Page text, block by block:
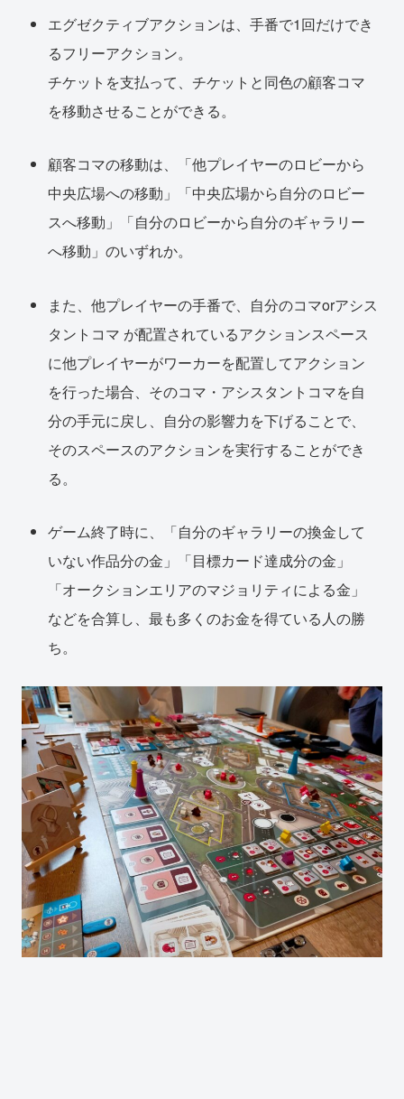
エグゼクティブアクションは、手番で1回だけでき
るフリーアクション。
チケットを支払って、チケットと同色の顧客コマ
を移動させることができる。
顧客コマの移動は、「他プレイヤーのロビーから
中央広場への移動」「中央広場から自分のロビー
スへ移動」「自分のロビーから自分のギャラリー
へ移動」のいずれか。
また、他プレイヤーの手番で、自分のコマorアシス
タントコマ が配置されているアクションスペース
に他プレイヤーがワーカーを配置してアクション
を行った場合、そのコマ・アシスタントコマを自
分の手元に戻し、自分の影響力を下げることで、
そのスペースのアクションを実行することができ
る。
ゲーム終了時に、「自分のギャラリーの換金して
いない作品分の金」「目標カード達成分の金」
「オークションエリアのマジョリティによる金」
などを合算し、最も多くのお金を得ている人の勝
ち。